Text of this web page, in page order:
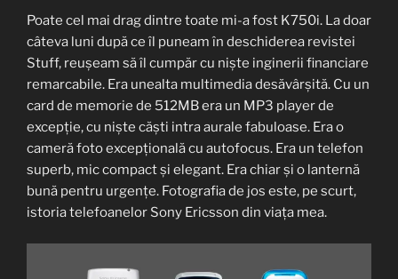
Poate cel mai drag dintre toate mi-a fost K750i. La doar
câteva luni după ce îl puneam în deschiderea revistei
Stuff, reușeam să îl cumpăr cu niște inginerii financiare
remarcabile. Era unealta multimedia desăvârșită. Cu un
card de memorie de 512MB era un MP3 player de
excepție, cu niște căști intra aurale fabuloase. Era o
cameră foto excepțională cu autofocus. Era un telefon
superb, mic compact și elegant. Era chiar și o lanternă
bună pentru urgențe. Fotografia de jos este, pe scurt,
istoria telefoanelor Sony Ericsson din viața mea.